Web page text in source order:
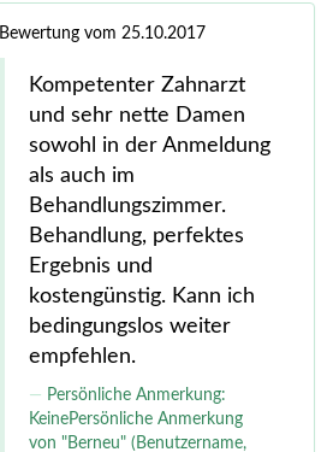
Bewertung vom 25.10.2017
Kompetenter Zahnarzt
und sehr nette Damen
sowohl in der Anmeldung
als auch im
Behandlungszimmer.
Behandlung, perfektes
Ergebnis und
kostengünstig. Kann ich
bedingungslos weiter
empfehlen.
Persönliche Anmerkung:
KeinePersönliche Anmerkung
von "Berneu" (Benutzername,